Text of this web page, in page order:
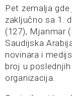
Pet zemalja
zaključno sa 1.
(127), Mjanmar
Saudijska
novinara i
broj u
organizacija.